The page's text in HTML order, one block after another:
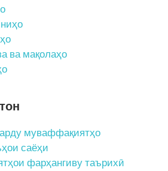
ва мақолаҳо
муваффақиятҳо
саёҳи
фарҳангиву таърихӣ